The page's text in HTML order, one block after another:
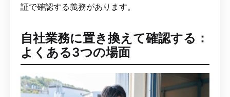
証で確認する義務があります。
自社業務に置き換えて確認する：
よくある3つの場面